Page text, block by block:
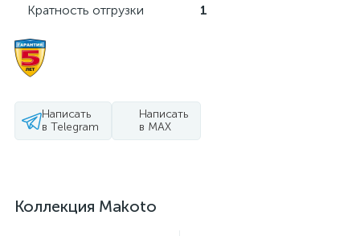
Кратность отгрузки
1
Написать
в Telegram
Написать
в MAX
Коллекция Makoto